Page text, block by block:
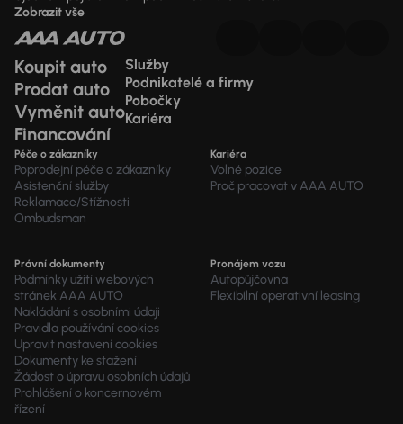
Zobrazit vše
Koupit auto
Prodat auto
Vyměnit auto
Financování
Služby
Podnikatelé a firmy
Pobočky
Kariéra
Péče o zákazníky
Poprodejní péče o zákazníky
Asistenční služby
Reklamace/Stížnosti
Ombudsman
Kariéra
Volné pozice
Proč pracovat v AAA AUTO
Právní dokumenty
Podmínky užití webových
stránek AAA AUTO
Nakládání s osobními údaji
Pravidla používání cookies
Upravit nastavení cookies
Dokumenty ke stažení
Žádost o úpravu osobních údajů
Prohlášení o koncernovém
řízení
Pronájem vozu
Autopůjčovna
Flexibilní operativní leasing